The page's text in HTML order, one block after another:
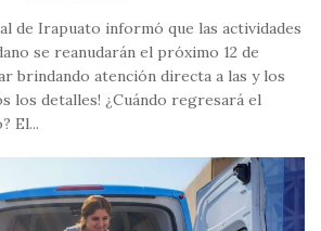
de Irapuato informó que las actividades
se reanudarán el próximo 12 de
brindando atención directa a las y los
los detalles! ¿Cuándo regresará el
El...